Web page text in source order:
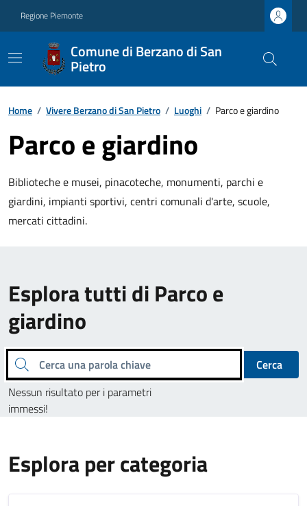
Regione Piemonte
Comune di Berzano di San
Pietro
Home / Vivere Berzano di San Pietro / Luoghi / Parco e giardino
Parco e giardino
Biblioteche e musei, pinacoteche, monumenti, parchi e
giardini, impianti sportivi, centri comunali d'arte, scuole,
mercati cittadini.
Esplora tutti di Parco e
giardino
Cerca una parola chiave
Cerca
Nessun risultato per i parametri
immessi!
Esplora per categoria